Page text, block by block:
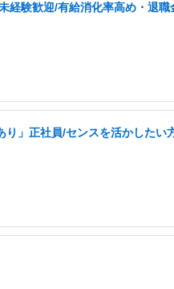
経験歓迎/有給消化率高め・退職
」正社員/センスを活かした